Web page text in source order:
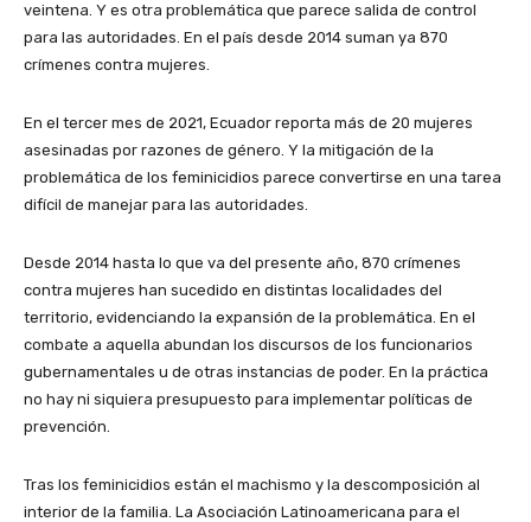
veintena. Y es otra problemática que parece salida de control
para las autoridades. En el país desde 2014 suman ya 870
crímenes contra mujeres.
En el tercer mes de 2021, Ecuador reporta más de 20 mujeres
asesinadas por razones de género. Y la mitigación de la
problemática de los feminicidios parece convertirse en una tarea
difícil de manejar para las autoridades.
Desde 2014 hasta lo que va del presente año, 870 crímenes
contra mujeres han sucedido en distintas localidades del
territorio, evidenciando la expansión de la problemática. En el
combate a aquella abundan los discursos de los funcionarios
gubernamentales u de otras instancias de poder. En la práctica
no hay ni siquiera presupuesto para implementar políticas de
prevención.
Tras los feminicidios están el machismo y la descomposición al
interior de la familia. La Asociación Latinoamericana para el